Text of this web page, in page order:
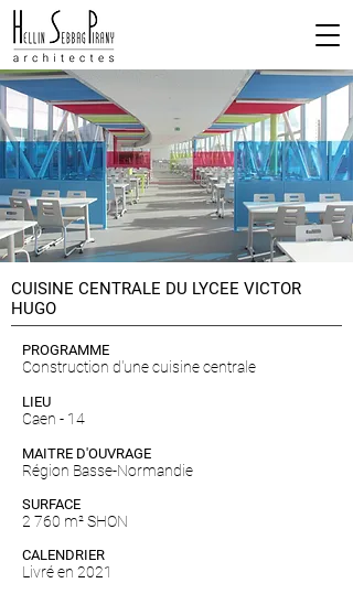
CUISINE CENTRALE DU LYCEE VICTOR
HUGO
PROGRAMME
Construction d'une cuisine centrale
LIEU
Caen - 14
MAITRE D'OUVRAGE
Région Basse-Normandie
SURFACE
2 760 m² SHON
CALENDRIER
Livré en 2021